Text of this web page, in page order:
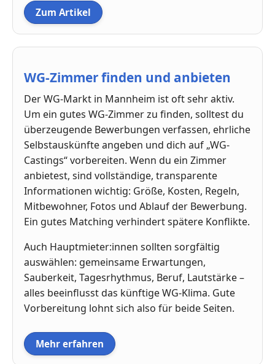
Zum Artikel
WG-Zimmer finden und anbieten
Der WG-Markt in Mannheim ist oft sehr aktiv.
Um ein gutes WG-Zimmer zu finden, solltest du
überzeugende Bewerbungen verfassen, ehrliche
Selbstauskünfte angeben und dich auf „WG-
Castings“ vorbereiten. Wenn du ein Zimmer
anbietest, sind vollständige, transparente
Informationen wichtig: Größe, Kosten, Regeln,
Mitbewohner, Fotos und Ablauf der Bewerbung.
Ein gutes Matching verhindert spätere Konflikte.
Auch Hauptmieter:innen sollten sorgfältig
auswählen: gemeinsame Erwartungen,
Sauberkeit, Tagesrhythmus, Beruf, Lautstärke –
alles beeinflusst das künftige WG-Klima. Gute
Vorbereitung lohnt sich also für beide Seiten.
Mehr erfahren